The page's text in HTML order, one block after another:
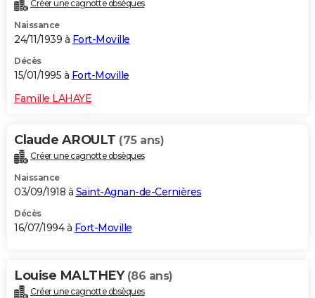
Créer une cagnotte obsèques
Naissance
24/11/1939 à Fort-Moville
Décès
15/01/1995 à Fort-Moville
Famille LAHAYE
Claude AROULT (75 ans)
Créer une cagnotte obsèques
Naissance
03/09/1918 à Saint-Agnan-de-Cernières
Décès
16/07/1994 à Fort-Moville
Louise MALTHEY (86 ans)
Créer une cagnotte obsèques